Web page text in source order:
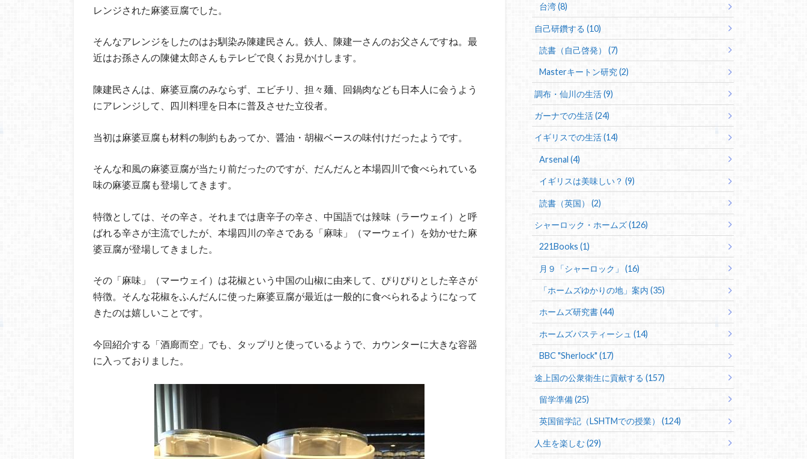
レンジされた麻婆豆腐でした。
そんなアレンジをしたのはお馴染み陳建民さん。鉄人、陳建一さんのお父さんですね。最
近はお孫さんの陳健太郎さんもテレビで良くお見かけします。
陳建民さんは、麻婆豆腐のみならず、エビチリ、担々麺、回鍋肉なども日本人に会うよう
にアレンジして、四川料理を日本に普及させた立役者。
当初は麻婆豆腐も材料の制約もあってか、醤油・胡椒ベースの味付けだったようです。
そんな和風の麻婆豆腐が当たり前だったのですが、だんだんと本場四川で食べられている
味の麻婆豆腐も登場してきます。
特徴としては、その辛さ。それまでは唐辛子の辛さ、中国語では辣味（ラーウェイ）と呼
ばれる辛さが主流でしたが、本場四川の辛さである「麻味」（マーウェイ）を効かせた麻
婆豆腐が登場してきました。
その「麻味」（マーウェイ）は花椒という中国の山椒に由来して、ぴりぴりとした辛さが
特徴。そんな花椒をふんだんに使った麻婆豆腐が最近は一般的に食べられるようになって
きたのは嬉しいことです。
今回紹介する「酒廊而空」でも、タップリと使っているようで、カウンターに大きな容器
に入っておりました。
台湾 (8)
自己研鑽する (10)
読書（自己啓発） (7)
Masterキートン研究 (2)
調布・仙川の生活 (9)
ガーナでの生活 (24)
イギリスでの生活 (14)
Arsenal (4)
イギリスは美味しい？ (9)
読書（英国） (2)
シャーロック・ホームズ (126)
221Books (1)
月９「シャーロック」 (16)
「ホームズゆかりの地」案内 (35)
ホームズ研究書 (44)
ホームズパスティーシュ (14)
BBC "Sherlock" (17)
途上国の公衆衛生に貢献する (157)
留学準備 (25)
英国留学記（LSHTMでの授業） (124)
人生を楽しむ (29)